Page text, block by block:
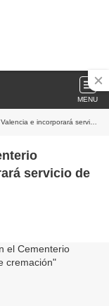
MENU
servicio de cremación
servicio de